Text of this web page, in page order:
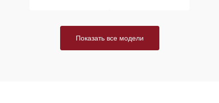
Показать все модели